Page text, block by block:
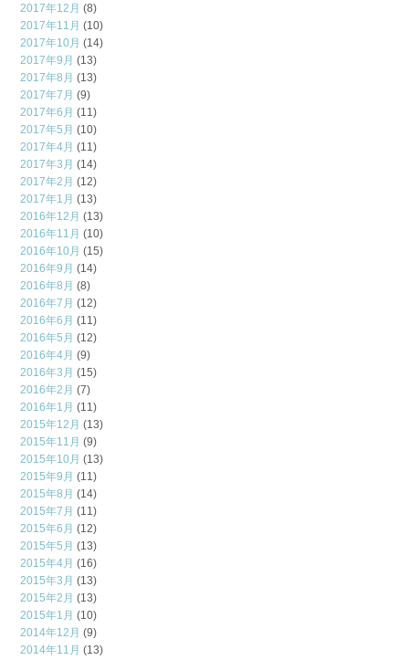
2017年12月 (8)
2017年11月 (10)
2017年10月 (14)
2017年9月 (13)
2017年8月 (13)
2017年7月 (9)
2017年6月 (11)
2017年5月 (10)
2017年4月 (11)
2017年3月 (14)
2017年2月 (12)
2017年1月 (13)
2016年12月 (13)
2016年11月 (10)
2016年10月 (15)
2016年9月 (14)
2016年8月 (8)
2016年7月 (12)
2016年6月 (11)
2016年5月 (12)
2016年4月 (9)
2016年3月 (15)
2016年2月 (7)
2016年1月 (11)
2015年12月 (13)
2015年11月 (9)
2015年10月 (13)
2015年9月 (11)
2015年8月 (14)
2015年7月 (11)
2015年6月 (12)
2015年5月 (13)
2015年4月 (16)
2015年3月 (13)
2015年2月 (13)
2015年1月 (10)
2014年12月 (9)
2014年11月 (13)